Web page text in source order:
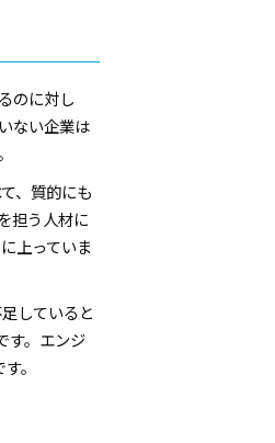
のに対し
ない企業は
、質的にも
担う人材に
上っていま
していると
す。エンジ
。